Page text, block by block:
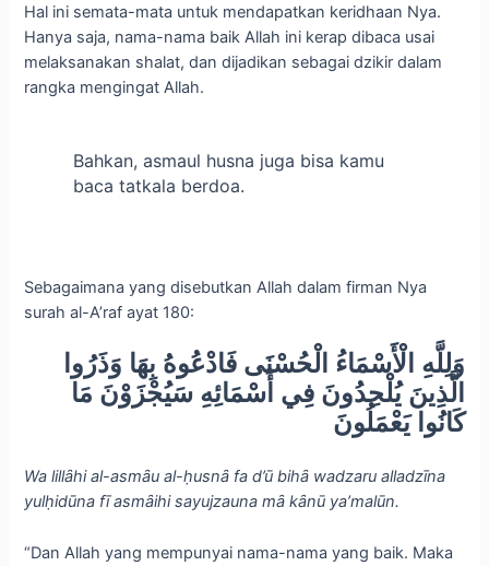
Hal ini semata-mata untuk mendapatkan keridhaan Nya.
Hanya saja, nama-nama baik Allah ini kerap dibaca usai
melaksanakan shalat, dan dijadikan sebagai dzikir dalam
rangka mengingat Allah.
Bahkan, asmaul husna juga bisa kamu
baca tatkala berdoa.
Sebagaimana yang disebutkan Allah dalam firman Nya
surah al-A’raf ayat 180:
وَلِلَّهِ الْأَسْمَاءُ الْحُسْنَى فَادْعُوهُ بِهَا وَذَرُوا
الَّذِينَ يُلْحِدُونَ فِي أَسْمَائِهِ سَيُجْزَوْنَ مَا
كَانُوا يَعْمَلُونَ
Wa lillȃhi al-asmȃu al-ḥusnȃ fa d’ū bihȃ wadzaru alladzīna
yulḥidūna fī asmȃihi sayujzauna mȃ kȃnū ya’malūn.
“Dan Allah yang mempunyai nama-nama yang baik. Maka